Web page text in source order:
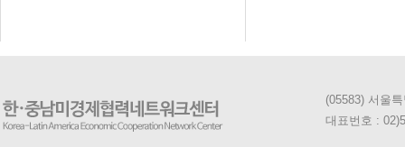
(05583) 서울
대표번호 :